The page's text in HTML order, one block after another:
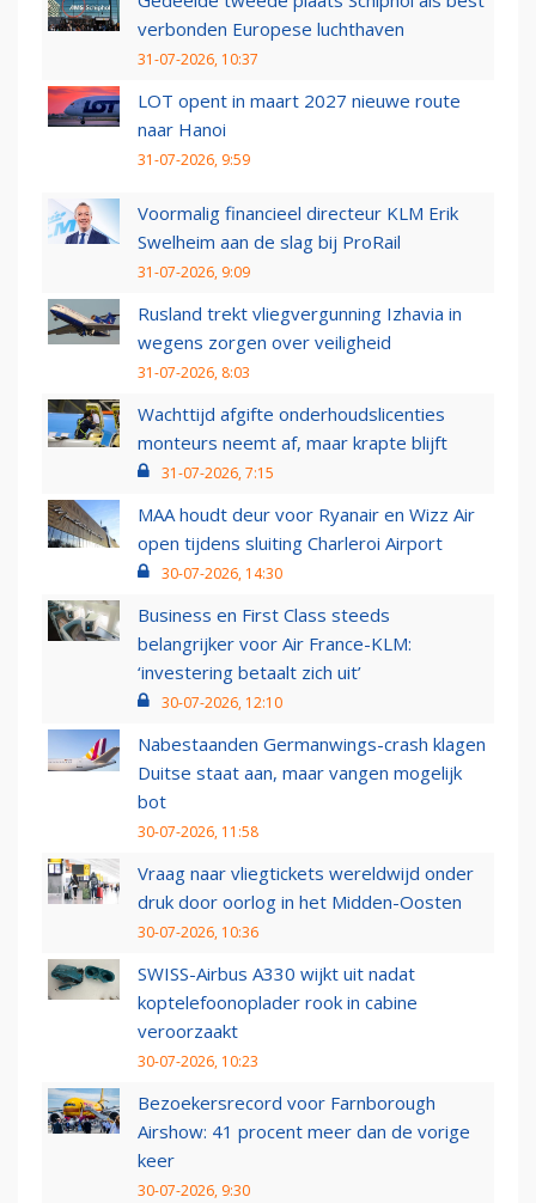
verbonden Europese luchthaven
31-07-2026, 10:37
LOT opent in maart 2027 nieuwe route
naar Hanoi
31-07-2026, 9:59
Voormalig financieel directeur KLM Erik
Swelheim aan de slag bij ProRail
31-07-2026, 9:09
Rusland trekt vliegvergunning Izhavia in
wegens zorgen over veiligheid
31-07-2026, 8:03
Wachttijd afgifte onderhoudslicenties
monteurs neemt af, maar krapte blijft
31-07-2026, 7:15
MAA houdt deur voor Ryanair en Wizz Air
open tijdens sluiting Charleroi Airport
30-07-2026, 14:30
Business en First Class steeds
belangrijker voor Air France-KLM:
‘investering betaalt zich uit’
30-07-2026, 12:10
Nabestaanden Germanwings-crash klagen
Duitse staat aan, maar vangen mogelijk
bot
30-07-2026, 11:58
Vraag naar vliegtickets wereldwijd onder
druk door oorlog in het Midden-Oosten
30-07-2026, 10:36
SWISS-Airbus A330 wijkt uit nadat
koptelefoonoplader rook in cabine
veroorzaakt
30-07-2026, 10:23
Bezoekersrecord voor Farnborough
Airshow: 41 procent meer dan de vorige
keer
30-07-2026, 9:30